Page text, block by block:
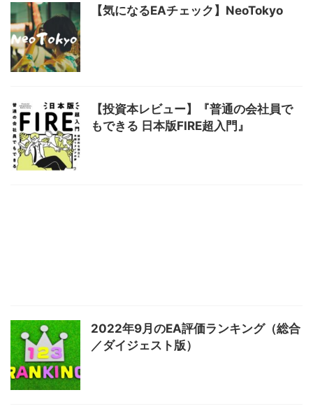
【気になるEAチェック】NeoTokyo
【投資本レビュー】『普通の会社員で
もできる 日本版FIRE超入門』
2022年9月のEA評価ランキング（総合
／ダイジェスト版）